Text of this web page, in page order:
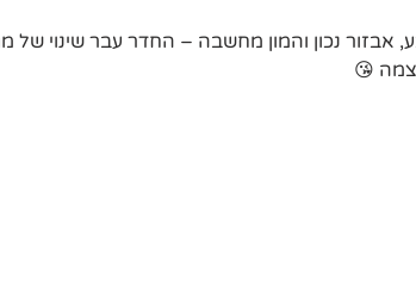
אבזור נכון והמון מחשבה – החדר עבר שינוי של
😘